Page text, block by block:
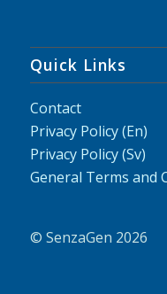
Quick Links
Contact
Privacy Policy (En)
Privacy Policy (Sv)
General Terms and
© SenzaGen 2026